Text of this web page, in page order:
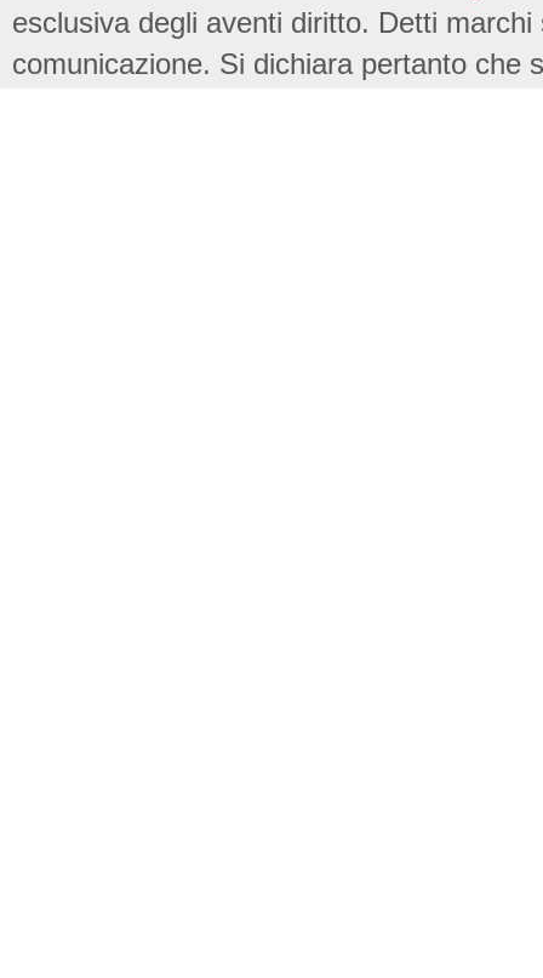
esclusiva degli aventi diritto. Detti
comunicazione. Si dichiara pertanto che